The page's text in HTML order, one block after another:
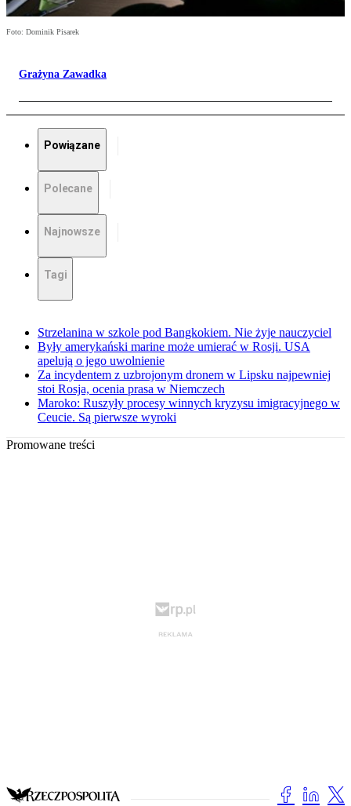
Foto: Dominik Pisarek
Grażyna Zawadka
Powiązane
Polecane
Najnowsze
Tagi
Strzelanina w szkole pod Bangkokiem. Nie żyje nauczyciel
Były amerykański marine może umierać w Rosji. USA
apelują o jego uwolnienie
Za incydentem z uzbrojonym dronem w Lipsku najpewniej
stoi Rosja, ocenia prasa w Niemczech
Maroko: Ruszyły procesy winnych kryzysu imigracyjnego w
Ceucie. Są pierwsze wyroki
Promowane treści